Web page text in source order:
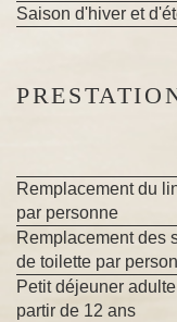
Saison d'hiver et
Remplacement du
par personne
Remplacement des
de toilette par
Petit déjeuner
partir de 12 ans